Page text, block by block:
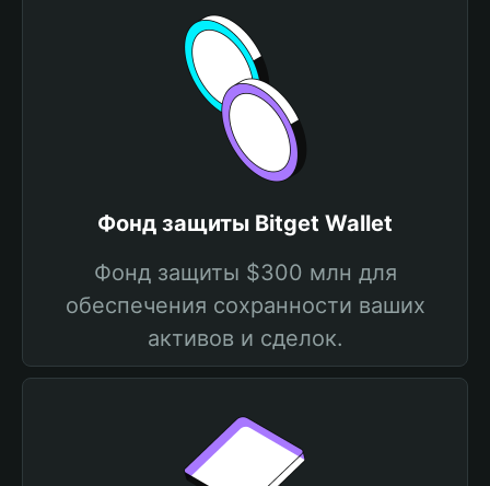
Фонд защиты Bitget Wallet
Фонд защиты $300 млн для
обеспечения сохранности ваших
активов и сделок.